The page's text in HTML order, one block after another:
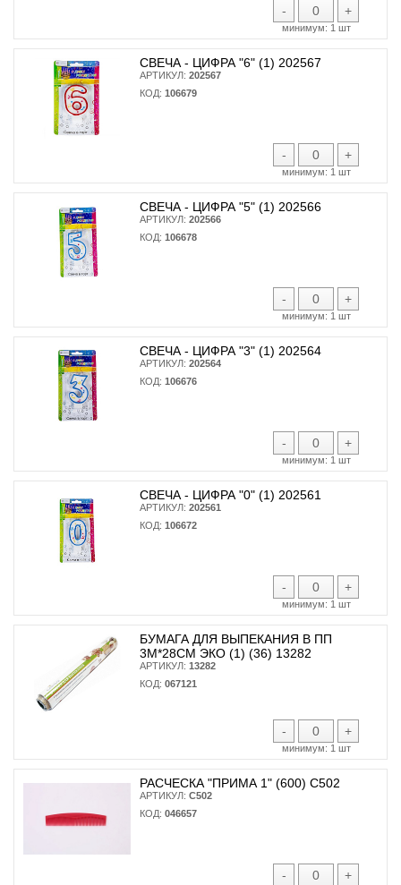
- +
минимум: 1 шт
СВЕЧА - ЦИФРА "6" (1) 202567
АРТИКУЛ: 202567
КОД: 106679
- +
минимум: 1 шт
СВЕЧА - ЦИФРА "5" (1) 202566
АРТИКУЛ: 202566
КОД: 106678
- +
минимум: 1 шт
СВЕЧА - ЦИФРА "3" (1) 202564
АРТИКУЛ: 202564
КОД: 106676
- +
минимум: 1 шт
СВЕЧА - ЦИФРА "0" (1) 202561
АРТИКУЛ: 202561
КОД: 106672
- +
минимум: 1 шт
БУМАГА ДЛЯ ВЫПЕКАНИЯ В ПП
3М*28СМ ЭКО (1) (36) 13282
АРТИКУЛ: 13282
КОД: 067121
- +
минимум: 1 шт
РАСЧЕСКА "ПРИМА 1" (600) С502
АРТИКУЛ: С502
КОД: 046657
- +